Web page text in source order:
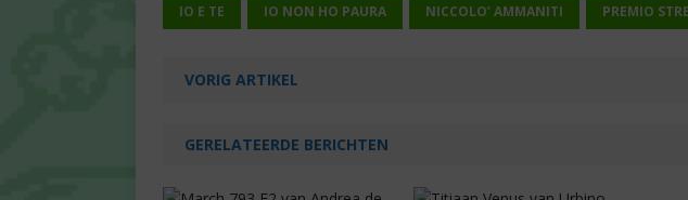
IO E TE IO NON HO PAURA NICCOLO’ AMMANITI PREMIO
VORIG ARTIKEL
GERELATEERDE BERICHTEN